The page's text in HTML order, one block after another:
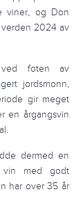
viner, og Don
2024 av
ved foten av
jordsmonn,
gir meget
en årgangsvin
dermed en
vin med godt
har over 35 år